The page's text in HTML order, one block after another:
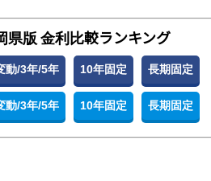
県版 金利比較ランキング
動/3年/5年 10年固定 長期固定
動/3年/5年 10年固定 長期固定